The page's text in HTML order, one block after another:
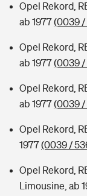
Opel Rekord,
ab 1977(0039 /
Opel Rekord,
ab 1977(0039 /
Opel Rekord,
ab 1977(0039 /
Opel Rekord,
1977(0039 /
Opel Rekord,
Limousine, ab